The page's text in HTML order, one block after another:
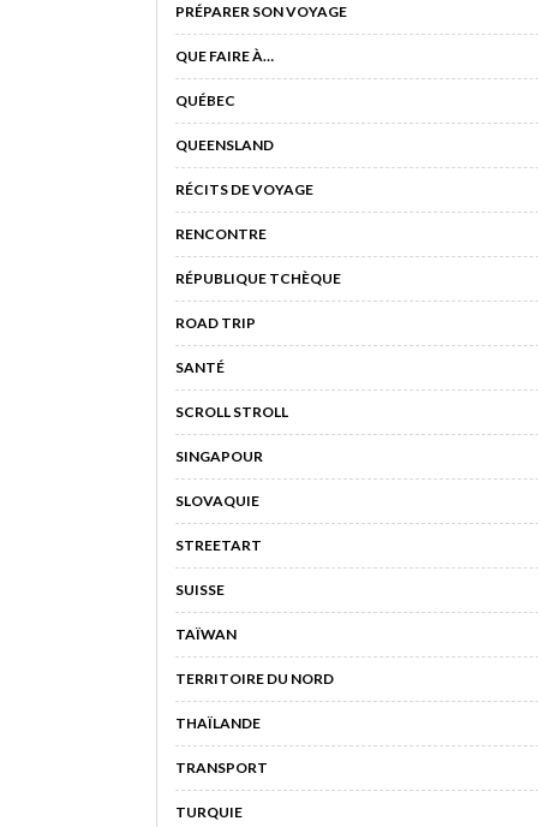
PRÉPARER SON VOYAGE
QUE FAIRE À…
QUÉBEC
QUEENSLAND
RÉCITS DE VOYAGE
RENCONTRE
RÉPUBLIQUE TCHÈQUE
ROAD TRIP
SANTÉ
SCROLL STROLL
SINGAPOUR
SLOVAQUIE
STREETART
SUISSE
TAÏWAN
TERRITOIRE DU NORD
THAÏLANDE
TRANSPORT
TURQUIE